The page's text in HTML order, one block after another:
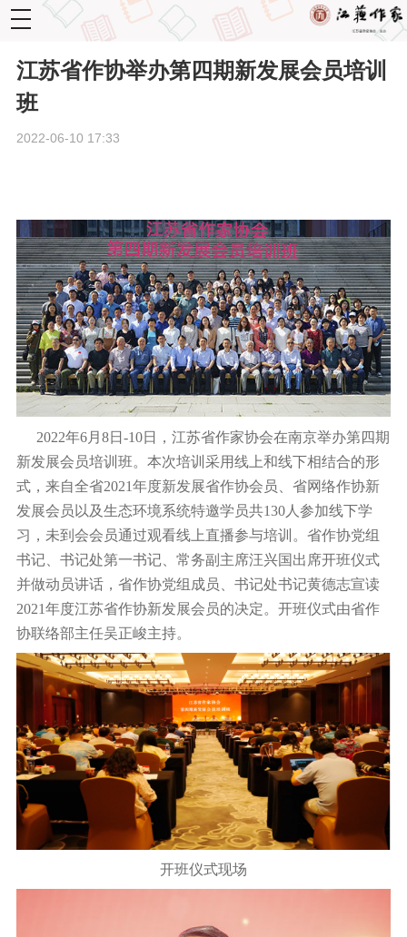
toggle
navigation
江苏省作协举办第四期新发展会员培训
班
2022-06-10 17:33
2022年6月 8日 -10日，江苏省作家协会在南京举办第四期
新发展会员培训班。本次培训采用线上和线下相结合的形
式，来自全省2021年度新发展省作协会员、省网络作协新
发展会员以及生态环境系统特邀学员共130人参加线下学
习，未到会会员通过观看线上直播参与培训。省作协党组
书记、书记处第一书记、常务副主席汪兴国出席开班仪式
并做动员讲话，省作协党组成员、书记处书记黄德志宣读
2021年度江苏省作协新发展会员的决定。开班仪式由省作
协联络部主任吴正峻主持。
开班仪式现场